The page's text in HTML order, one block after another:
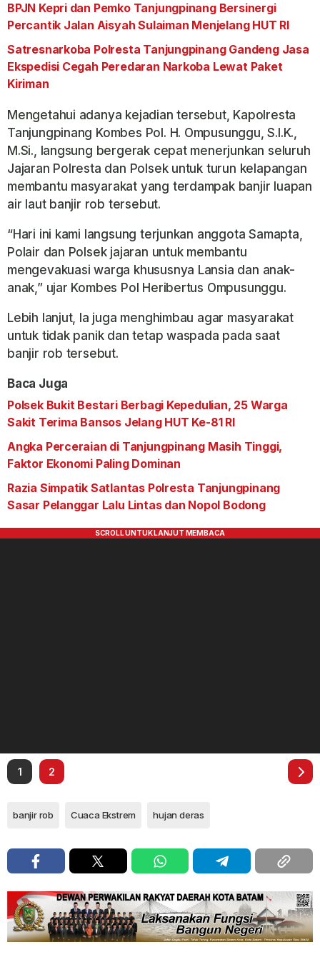
BPJN Kepri dan Pemko Tanjungpinang Bersinergi
Percantik Jalan Aisyah Sulaiman Menjelang HUT RI
Satresnarkoba Polresta Tanjungpinang Gandeng Jasa
Ekspedisi Cegah Peredaran Narkoba Lewat Paket
Kiriman
Mengetahui adanya kejadian tersebut, Kapolresta
Tanjungpinang Kombes Pol. H. Ompusunggu, S.I.K.,
M.Si., langsung bergerak cepat menerjunkan seluruh
Jajaran Polresta dan Polsek untuk turun kelapangan
membantu masyarakat yang terdampak banjir luapan
air laut banjir rob tersebut.
“Hari ini kami langsung terjunkan anggota Samapta,
Polair dan Polsek jajaran untuk membantu
mengevakuasi warga khususnya Lansia dan anak-
anak,” ujar Kombes Pol Heribertus Ompusunggu.
Lebih lanjut, Ia juga menghimbau agar masyarakat
untuk tidak panik dan tetap waspada pada saat
banjir rob tersebut.
Baca Juga
Polsek Bukit Bestari Berbagi Kepedulian, 25 Warga
Sakit Terima Bansos Jelang HUT Ke-81 RI
Angka Perceraian di Tanjungpinang Masih Tinggi,
Faktor Ekonomi Paling Dominan
Razia Simpatik Satlantas Polresta Tanjungpinang
Sasar Pelanggar Lalu Lintas dan Nopol Bodong
1 2
banjir rob Cuaca Ekstrem hujan deras